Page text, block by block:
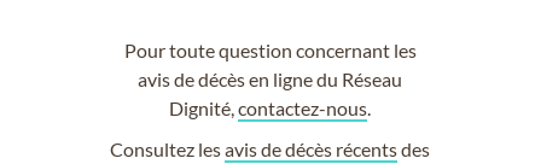
Pour toute question concernant les
avis de décès en ligne du Réseau
Dignité,contactez-nous
Consultez lesavis de décès récentsdes